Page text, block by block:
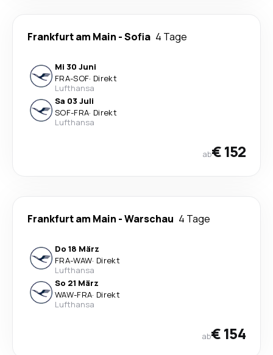
Frankfurt am Main -Sofia 4 Tage
Mi 30 Juni
FRA-SOF· Direkt
Lufthansa
Sa 03 Juli
SOF-FRA· Direkt
Lufthansa
ab€ 152
Frankfurt am Main -Warschau 4 Tage
Do 18 März
FRA-WAW· Direkt
Lufthansa
So 21 März
WAW-FRA· Direkt
Lufthansa
ab€ 154